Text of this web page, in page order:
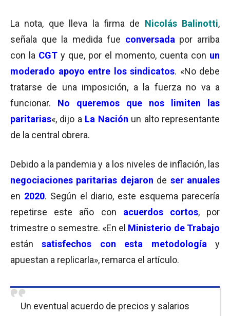
La nota, que lleva la firma de Nicolás Balinotti,
señala que la medida fue conversada por arriba
con la CGT y que, por el momento, cuenta con un
moderado apoyo entre los sindicatos. «No debe
tratarse de una imposición, a la fuerza no va a
funcionar. No queremos que nos limiten las
paritarias«, dijo a La Nación un alto representante
de la central obrera.
Debido a la pandemia y a los niveles de inflación, las
negociaciones paritarias dejaron de ser anuales
en 2020. Según el diario, este esquema parecería
repetirse este año con acuerdos cortos, por
trimestre o semestre. «En el Ministerio de Trabajo
estánsatisfechos con esta metodología y
apuestan a replicarla», remarca el artículo.
Un eventual acuerdo de precios y salarios